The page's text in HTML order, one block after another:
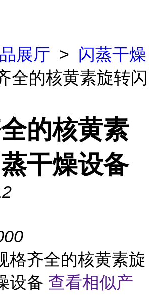
展厅 > 闪蒸干燥
全的核黄素旋转闪
的核黄素
干燥设备
格齐全的核黄素旋
设备 查看相似产